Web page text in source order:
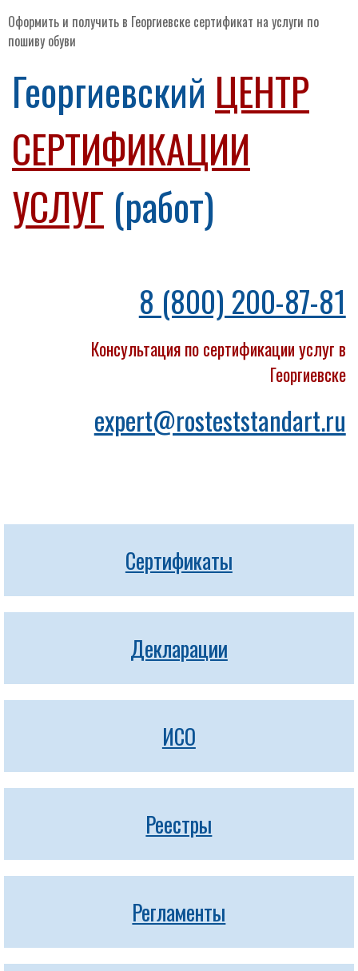
Оформить и получить в Георгиевске сертификат на услуги по
пошиву обуви
Георгиевский ЦЕНТР
СЕРТИФИКАЦИИ
УСЛУГ (работ)
8 (800) 200-87-81
Консультация по сертификации услуг в
Георгиевске
expert@rosteststandart.ru
Сертификаты
Декларации
ИСО
Реестры
Регламенты